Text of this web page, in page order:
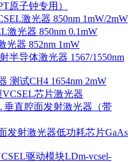
原子钟专用）
激光器 850nm 1mW/2mW
激光器 850nm 0.1mW
光器 852nm 1mW
半导体激光器 1567/1550nm
测试CH4 1654nm 2mW
芯片激光器
垂直腔面发射激光器（带
发射激光器低功耗芯片GaAs
驱动模块LDm-vcsel-